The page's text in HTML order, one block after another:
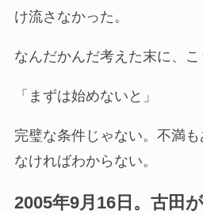
け流さなかった。
なんだかんだ考えた末に、こ
「まずは始めないと」
完璧な条件じゃない。不満
なければわからない。
2005年9月16日。古田